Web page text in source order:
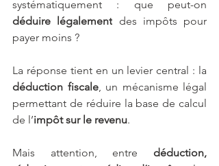
déduire légalement des impôts pour
payer moins ?
déduction fiscale, un mécanisme légal
permettant de réduire la base de calcul
de l’impôt sur le revenu.
Mais attention, entre déduction,